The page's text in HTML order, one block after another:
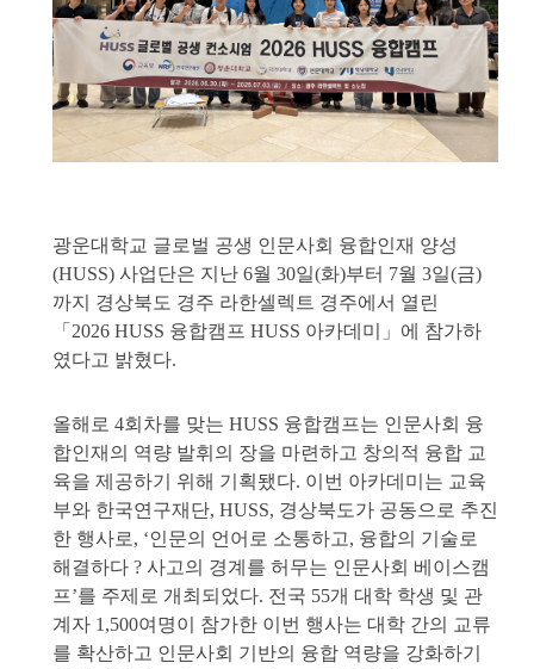
광운대학교 글로벌 공생 인문사회 융합인재 양성
(HUSS) 사업단은 지난 6월 30일(화)부터 7월 3일(금)
까지 경상북도 경주 라한셀렉트 경주에서 열린
「2026 HUSS 융합캠프 HUSS 아카데미」에 참가하
였다고 밝혔다.
올해로 4회차를 맞는 HUSS 융합캠프는 인문사회 융
합인재의 역량 발휘의 장을 마련하고 창의적 융합 교
육을 제공하기 위해 기획됐다. 이번 아카데미는 교육
부와 한국연구재단, HUSS, 경상북도가 공동으로 추진
한 행사로, ‘인문의 언어로 소통하고, 융합의 기술로
해결하다 ? 사고의 경계를 허무는 인문사회 베이스캠
프’를 주제로 개최되었다. 전국 55개 대학 학생 및 관
계자 1,500여명이 참가한 이번 행사는 대학 간의 교류
를 확산하고 인문사회 기반의 융합 역량을 강화하기